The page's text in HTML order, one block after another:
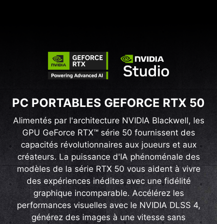
PC PORTABLES GEFORCE RTX 50
Alimentés par l'architecture NVIDIA Blackwell, les
GPU GeForce RTX™ série 50 fournissent des
capacités révolutionnaires aux joueurs et aux
créateurs. La puissance d'IA phénoménale des
modèles de la série RTX 50 vous aident à vivre
des expériences inédites avec une fidélité
graphique incomparable. Accélérez les
performances visuelles avec le NVIDIA DLSS 4,
générez des images à une vitesse sans